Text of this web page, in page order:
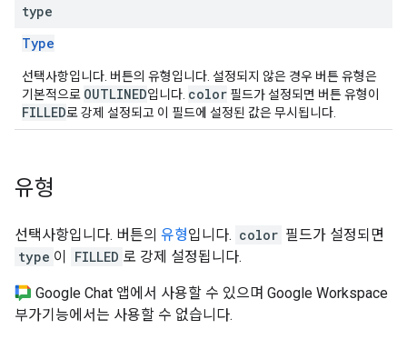
type
Type
선택사항입니다. 버튼의 유형입니다. 설정되지 않은 경우 버튼 유형은
기본적으로 OUTLINED입니다. color 필드가 설정되면 버튼 유형이
FILLED로 강제 설정되고 이 필드에 설정된 값은 무시됩니다.
유형
선택사항입니다. 버튼의 유형입니다. color 필드가 설정되면
type 이 FILLED 로 강제 설정됩니다.
Google Chat 앱에서 사용할 수 있으며 Google Workspace
부가기능에서는 사용할 수 없습니다.